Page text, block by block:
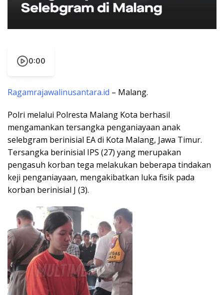
0:00
Ragamrajawalinusantara.id – Malang.
Polri melalui Polresta Malang Kota berhasil
mengamankan tersangka penganiayaan anak
selebgram berinisial EA di Kota Malang, Jawa Timur.
Tersangka berinisial IPS (27) yang merupakan
pengasuh korban tega melakukan beberapa tindakan
keji penganiayaan, mengakibatkan luka fisik pada
korban berinisial J (3).